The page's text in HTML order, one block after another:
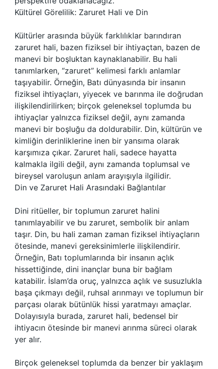
Kültürel Görelilik: Zaruret Hali ve Din
Kültürler arasında büyük farklılıklar barındıran
zaruret hali, bazen fiziksel bir ihtiyaçtan, bazen de
manevi bir boşluktan kaynaklanabilir. Bu hali
tanımlarken, “zaruret” kelimesi farklı anlamlar
taşıyabilir. Örneğin, Batı dünyasında bir insanın
fiziksel ihtiyaçları, yiyecek ve barınma ile doğrudan
ilişkilendirilirken; birçok geleneksel toplumda bu
ihtiyaçlar yalnızca fiziksel değil, aynı zamanda
manevi bir boşluğu da doldurabilir. Din, kültürün ve
kimliğin derinliklerine inen bir yansıma olarak
karşımıza çıkar. Zaruret hali, sadece hayatta
kalmakla ilgili değil, aynı zamanda toplumsal ve
bireysel varoluşun anlam arayışıyla ilgilidir.
Din ve Zaruret Hali Arasındaki Bağlantılar
Dini ritüeller, bir toplumun zaruret halini
tanımlayabilir ve bu zaruret, sembolik bir anlam
taşır. Din, bu hali zaman zaman fiziksel ihtiyaçların
ötesinde, manevi gereksinimlerle ilişkilendirir.
Örneğin, Batı toplumlarında bir insanın açlık
hissettiğinde, dini inançlar buna bir bağlam
katabilir. İslam’da oruç, yalnızca açlık ve susuzlukla
başa çıkmayı değil, ruhsal arınmayı ve toplumun bir
parçası olarak bütünlük hissi yaratmayı amaçlar.
Dolayısıyla burada, zaruret hali, bedensel bir
ihtiyacın ötesinde bir manevi arınma süreci olarak
yer alır.
Birçok geleneksel toplumda da benzer bir yaklaşım